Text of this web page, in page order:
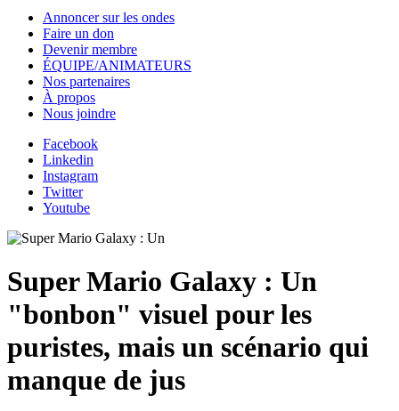
Annoncer sur les ondes
Faire un don
Devenir membre
ÉQUIPE/ANIMATEURS
Nos partenaires
À propos
Nous joindre
Facebook
Linkedin
Instagram
Twitter
Youtube
Super Mario Galaxy : Un
"bonbon" visuel pour les
puristes, mais un scénario qui
manque de jus